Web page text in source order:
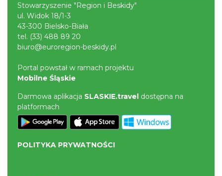
zapisy pod numerem telefonu: 791 452 222. Liczba miejsc jest
ograniczona, dlatego zachęcamy do wcześniejszych zapisów.
Stowarzyszenie "Region i Beskidy"
ul. Widok 18/1-3
43-300 Bielsko-Biała
tel. (33) 488 89 20
biuro@euroregion-beskidy.pl
Portal powstał w ramach projektu
Mobilne Śląskie
Darmowa aplikacja SLASKIE.travel dostępna na
platformach
POLITYKA PRYWATNOŚCI